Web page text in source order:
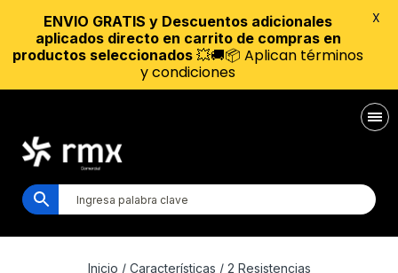
Inicio / Características / 2 Resistencias
ENVIO GRATIS y Descuentos adicionales
aplicados directo en carrito de compras en
productos seleccionados 💥🚚📦 Aplican términos
y condiciones
X